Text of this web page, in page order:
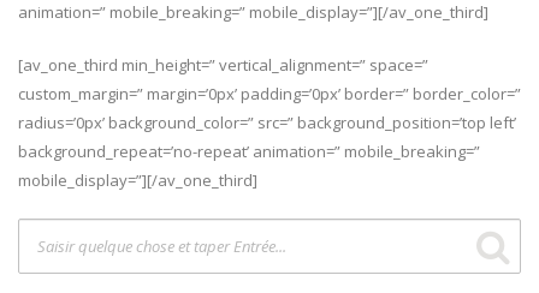
animation=” mobile_breaking=” mobile_display=”][/av_one_third]
[av_one_third min_height=” vertical_alignment=” space=”
custom_margin=” margin=’0px’ padding=’0px’ border=” border_color=”
radius=’0px’ background_color=” src=” background_position=’top left’
background_repeat=’no-repeat’ animation=” mobile_breaking=”
mobile_display=”][/av_one_third]